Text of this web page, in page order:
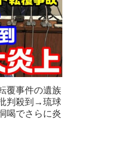
覆事件の遺族
判殺到→琉球
喝でさらに炎